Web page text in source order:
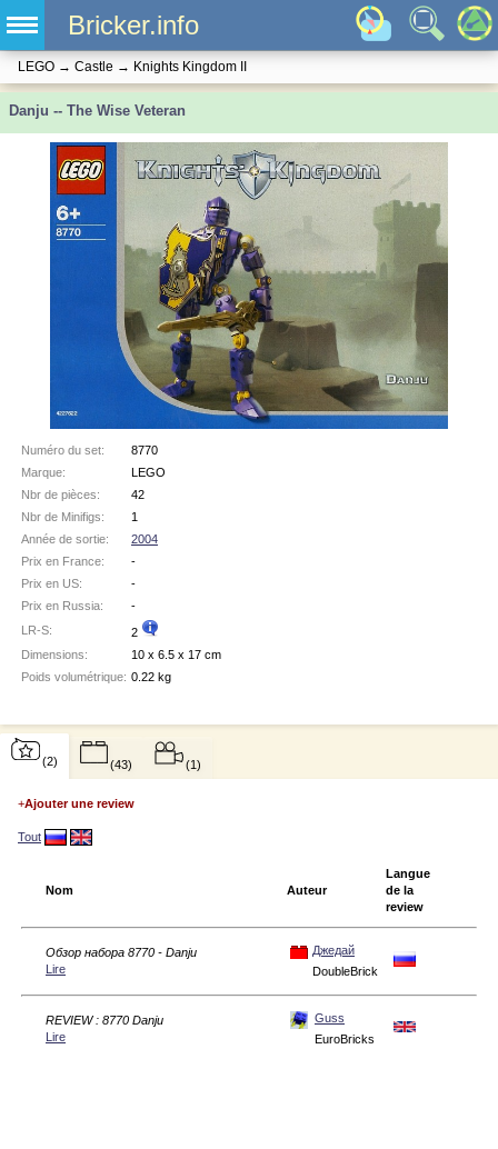
Bricker.info
LEGO → Castle → Knights Kingdom II
Danju -- The Wise Veteran
Numéro du set:
8770
Marque:
LEGO
Nbr de pièces:
42
Nbr de Minifigs:
1
Année de sortie:
2004
Prix en France:
-
Prix en US:
-
Prix en Russia:
-
LR-S:
2
Dimensions:
10 x 6.5 x 17 cm
Poids volumétrique: 0.22 kg
(2)
+Ajouter une review
Tout
Nom Auteur
Langue
de la
review
Обзор набора 8770 - Danju
Lire
Джедай
DoubleBrick
REVIEW : 8770 Danju
Lire
Guss
EuroBricks
(43) (1)